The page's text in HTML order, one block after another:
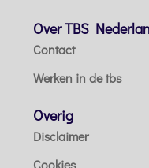
Over TBS
Contact
Werken in de tbs
Overig
Disclaimer
Cookies